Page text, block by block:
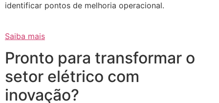
identificar pontos de melhoria operacional.
Saiba mais
Pronto para transformar o
setor elétrico com
inovação?